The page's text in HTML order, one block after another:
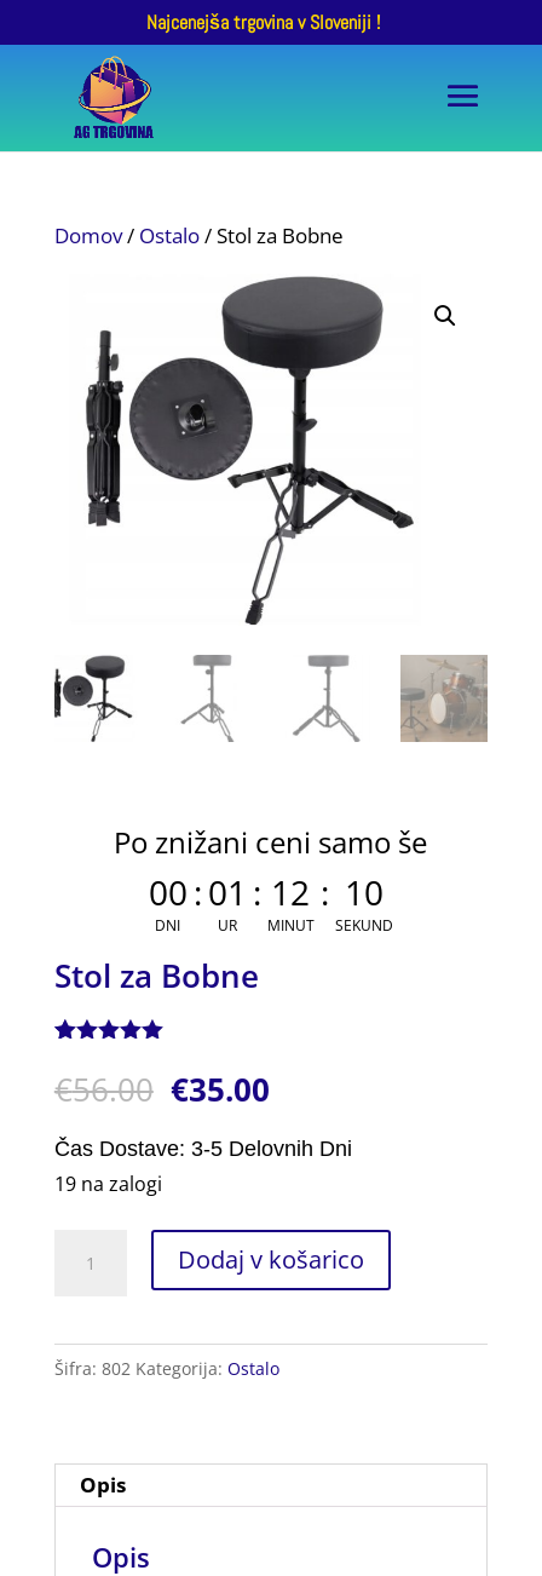
Najcenejša trgovina v Sloveniji !
Domov/ Ostalo/ Stol za Bobne
Po znižani ceni samo še
00
DNI
:01
UR
: 12
MINUT
: 10
SEKUND
Stol za Bobne
5.00 od 5
na podlagi
stranke
€56.00 €35.00
Čas Dostave: 3-5 Delovnih Dni
19 na zalogi
količina
Dodaj v košarico
Šifra: 802 Kategorija: Ostalo
Opis
Opis